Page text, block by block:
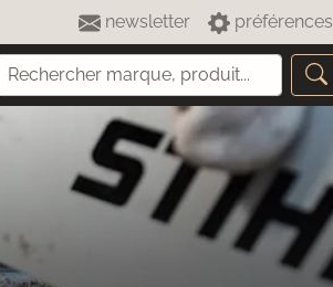
newsletter préférences